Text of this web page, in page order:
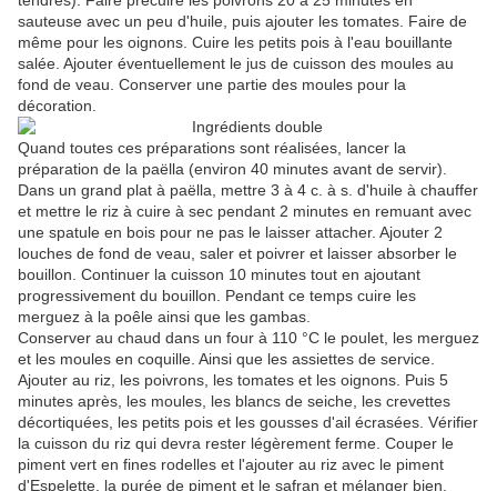
sauteuse avec un peu d'huile, puis ajouter les tomates. Faire de
même pour les oignons. Cuire les petits pois à l'eau bouillante
salée. Ajouter éventuellement le jus de cuisson des moules au
fond de veau. Conserver une partie des moules pour la
décoration.
Quand toutes ces préparations sont réalisées, lancer la
préparation de la paëlla (environ 40 minutes avant de servir).
Dans un grand plat à paëlla, mettre 3 à 4 c. à s. d'huile à chauffer
et mettre le riz à cuire à sec pendant 2 minutes en remuant avec
une spatule en bois pour ne pas le laisser attacher. Ajouter 2
louches de fond de veau, saler et poivrer et laisser absorber le
bouillon. Continuer la cuisson 10 minutes tout en ajoutant
progressivement du bouillon. Pendant ce temps cuire les
merguez à la poêle ainsi que les gambas.
Conserver au chaud dans un four à 110 °C le poulet, les merguez
et les moules en coquille. Ainsi que les assiettes de service.
Ajouter au riz, les poivrons, les tomates et les oignons. Puis 5
minutes après, les moules, les blancs de seiche, les crevettes
décortiquées, les petits pois et les gousses d'ail écrasées. Vérifier
la cuisson du riz qui devra rester légèrement ferme. Couper le
piment vert en fines rodelles et l'ajouter au riz avec le piment
d'Espelette, la purée de piment et le safran et mélanger bien.